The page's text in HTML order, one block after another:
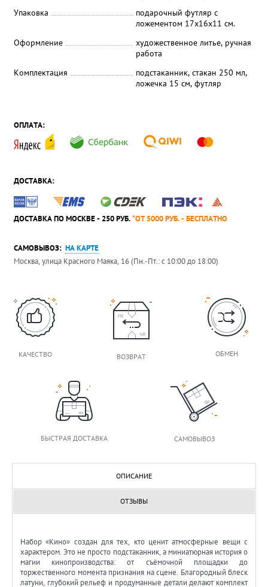
Упаковка
подарочный футляр с
ложементом 17x16x11 см.
Оформление
художественное литье, ручная
работа
Комплектация
подстаканник, стакан 250 мл,
ложечка 15 см, футляр
ОПЛАТА:
ДОСТАВКА:
ДОСТАВКА ПО МОСКВЕ - 250 РУБ.*ОТ 5000 РУБ. - БЕСПЛАТНО
САМОВЫВОЗ: НА КАРТЕ
Москва, улица Красного Маяка, 16 (Пн.-Пт.: с 10:00 до 18:00)
КАЧЕСТВО ВОЗВРАТ ОБМЕН
БЫСТРАЯ ДОСТАВКА САМОВЫВОЗ
ОПИСАНИЕ
ОТЗЫВЫ
Набор «Кино» создан для тех, кто ценит атмосферные вещи с
характером. Это не просто подстаканник, а миниатюрная история о
магии кинопроизводства: от съёмочной площадки до
торжественного момента признания на сцене. Благородный блеск
латуни, глубокий рельеф и продуманные детали делают комплект